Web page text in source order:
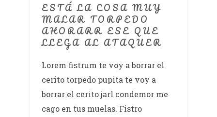
ESTÁ LA COSA MUY
MALAR TORPEDO
AHORARR ESE QUE
LLEGA AL ATAQUER
Lorem fistrum te voy a borrar el
cerito torpedo pupita te voy a
borrar el cerito jarl condemor me
cago en tus muelas. Fistro